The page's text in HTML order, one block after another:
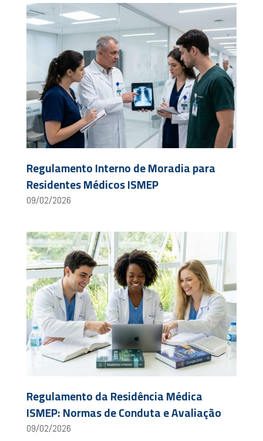
Regulamento Interno de Moradia para
Residentes Médicos ISMEP
09/02/2026
Regulamento da Residência Médica
ISMEP: Normas de Conduta e Avaliação
09/02/2026